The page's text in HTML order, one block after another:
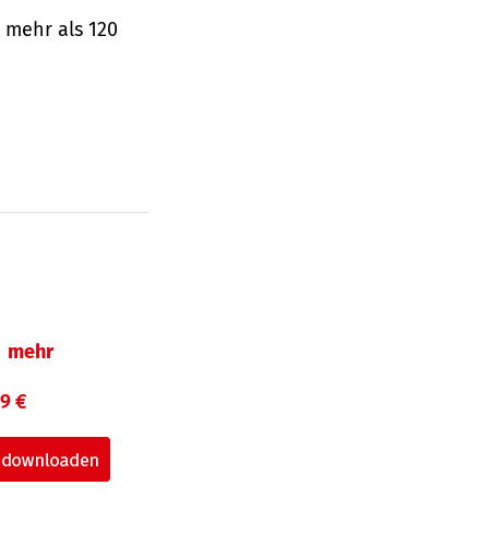
als 120
mehr
€